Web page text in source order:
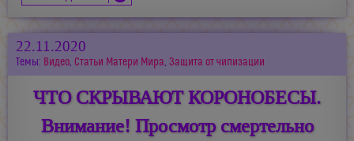
22.11.2020
Темы: Видео, Статьи Матери Мира, Защита от чипизации
ЧТО СКРЫВАЮТ КОРОНОБЕСЫ.
Внимание! Просмотр смертельно